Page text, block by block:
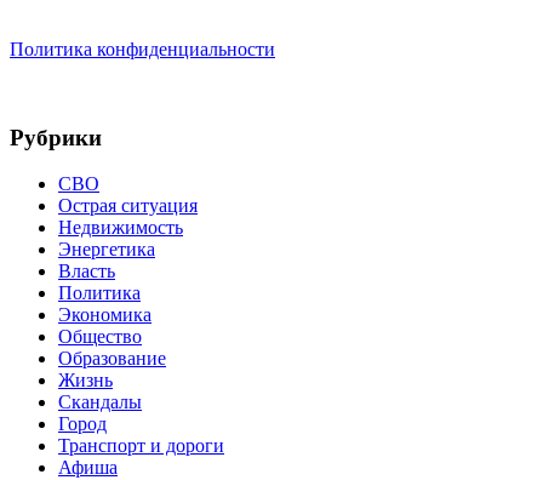
Политика конфиденциальности
Рубрики
СВО
Острая ситуация
Недвижимость
Энергетика
Власть
Политика
Экономика
Общество
Образование
Жизнь
Скандалы
Город
Транспорт и дороги
Афиша